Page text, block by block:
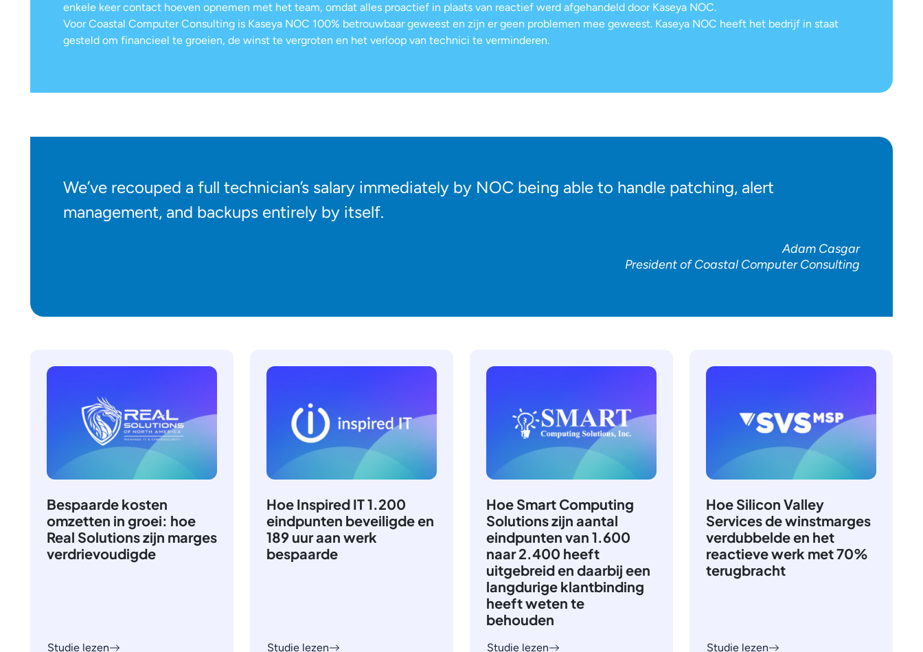
enkele keer contact hoeven opnemen met het team, omdat alles proactief in plaats van reactief werd afgehandeld door Kaseya NOC.
Voor Coastal Computer Consulting is Kaseya NOC 100% betrouwbaar geweest en zijn er geen problemen mee geweest. Kaseya NOC heeft het bedrijf in staat
gesteld om financieel te groeien, de winst te vergroten en het verloop van technici te verminderen.
We’ve recouped a full technician’s salary immediately by NOC being able to handle patching, alert
management, and backups entirely by itself.
Adam Casgar
President of Coastal Computer Consulting
Bespaarde kosten
omzetten in groei: hoe
Real Solutions zijn marges
verdrievoudigde
Studie lezen
Hoe Inspired IT 1.200
eindpunten beveiligde en
189 uur aan werk
bespaarde
Studie lezen
Hoe Smart Computing
Solutions zijn aantal
eindpunten van 1.600
naar 2.400 heeft
uitgebreid en daarbij een
langdurige klantbinding
heeft weten te
behouden
Studie lezen
Hoe Silicon Valley
Services de winstmarges
verdubbelde en het
reactieve werk met 70%
terugbracht
Studie lezen